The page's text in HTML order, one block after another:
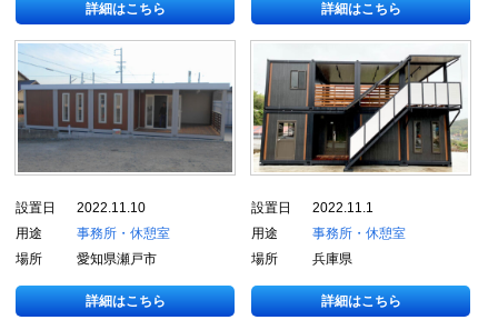
詳細はこちら 詳細はこちら
設置日
2022.11.10
用途
事務所・休憩室
場所
愛知県瀬戸市
詳細はこちら
設置日
2022.11.1
用途
事務所・休憩室
場所
兵庫県
詳細はこちら